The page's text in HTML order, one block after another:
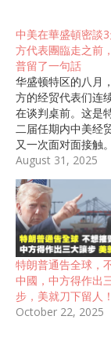
中美在華盛頓密談
方代表團臨走之前
普留了一句話
华盛顿特区的八月
方的经贸代表们连
在谈判桌前。这是
二届任期内中美经
又一次面对面接触
务部国际贸易谈判
团，与美国财政部
和贸易代表办公室
行了密集会谈。 会
后，李成钢临别前
的一句话：“中美
互尊重、和平共处
赢，推动中美经贸
康、稳定、可持续发
这次会谈的时间安
August 31, 2025
特朗普通告全球，
中國，中方得作出
步，美就刀下留人！
October 22, 2025